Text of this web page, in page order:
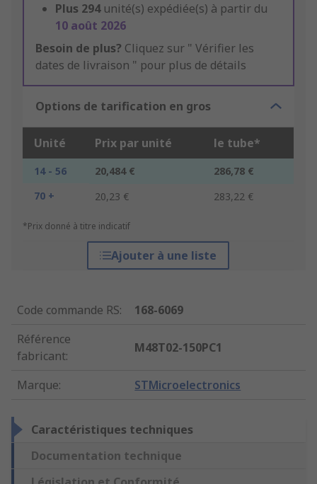
Plus 294 unité(s) expédiée(s) à partir du
10 août 2026
Besoin de plus? Cliquez sur " Vérifier les
dates de livraison " pour plus de détails
Options de tarification en gros
Unité Prix par unité le tube*
14 - 56 20,484 €
286,78 €
70 +
20,23 € 283,22 €
*Prix donné à titre indicatif
Ajouter à une liste
Code commande RS:
168-6069
Référence
fabricant:
M48T02-150PC1
Marque: STMicroelectronics
Caractéristiques techniques
Documentation technique